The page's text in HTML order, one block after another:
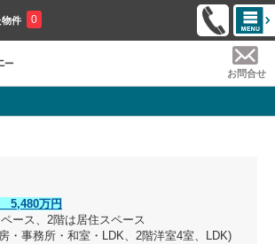
物件 0
お問合せ
5,480万円
ース、2階は居住スペース
・事務所・和室・LDK、2階洋室4室、LDK)